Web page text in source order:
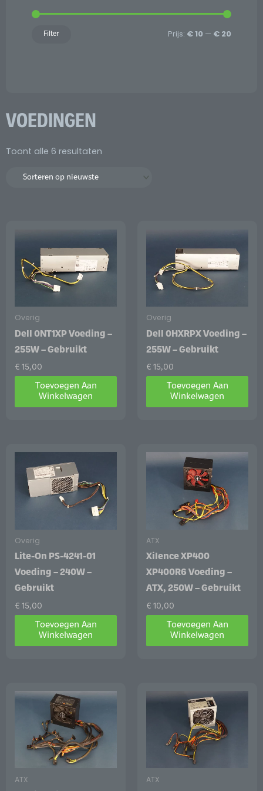
Filter Prijs: € 10 — € 20
VOEDINGEN
Toont alle 6 resultaten
Overig
Dell 0NT1XP Voeding –
255W – Gebruikt
€ 15,00
Toevoegen Aan
Winkelwagen
Overig
Dell 0HXRPX Voeding –
255W – Gebruikt
€ 15,00
Toevoegen Aan
Winkelwagen
Overig
Lite-On PS-4241-01
Voeding – 240W –
Gebruikt
€ 15,00
Toevoegen Aan
Winkelwagen
ATX
Xilence XP400
XP400R6 Voeding –
ATX, 250W – Gebruikt
€ 10,00
Toevoegen Aan
Winkelwagen
ATX ATX